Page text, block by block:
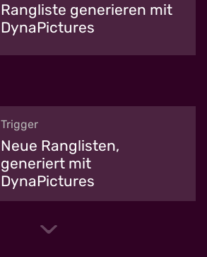
Rangliste generieren mit
DynaPictures
Trigger
Neue Ranglisten,
generiert mit
DynaPictures